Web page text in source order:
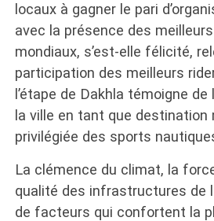
locaux à gagner le pari
avec la présence des
mondiaux, s’est-elle félicité,
participation des meilleurs
l’étape de Dakhla témoigne de
la ville en tant que destination
privilégiée des sports
La clémence du climat, la
qualité des infrastructures de
de facteurs qui confortent la